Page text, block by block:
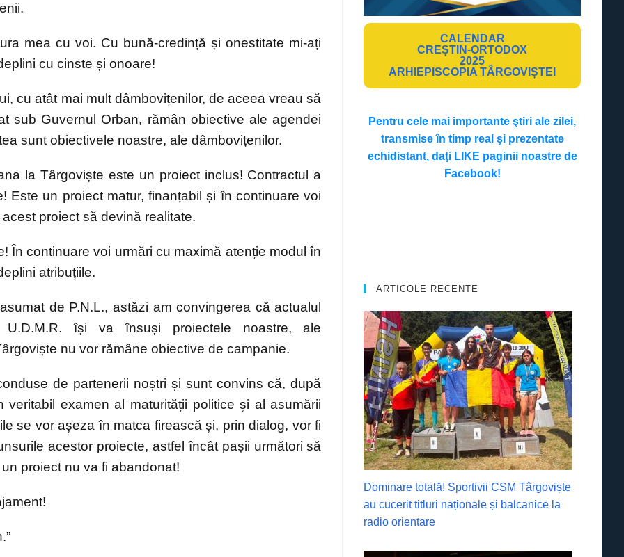
mea cu voi. Cu bună-credință și onestitate mi-ați
cu cinste și onoare!
cu atât mai mult dâmbovițenilor, de aceea vreau să
sub Guvernul Orban, rămân obiective ale agendei
sunt obiectivele noastre, ale dâmbovițenilor.
la Târgoviște este un proiect inclus! Contractul a
Este un proiect matur, finanțabil și în continuare voi
proiect să devină realitate.
În continuare voi urmări cu maximă atenție modul în
atribuțiile.
de P.N.L., astăzi am convingerea că actualul
U.D.M.R. își va însuși proiectele noastre, ale
nu vor rămâne obiective de campanie.
de partenerii noștri și sunt convins că, după
examen al maturității politice și al asumării
se vor așeza în matca firească și, prin dialog, vor fi
acestor proiecte, astfel încât pașii următori să
proiect nu va fi abandonat!
CALENDAR
CREȘTIN-ORTODOX
2025
ARHIEPISCOPIA TÂRGOVIȘTEI
Pentru cele mai importante ştiri ale zilei,
transmise în timp real şi prezentate
echidistant, daţi LIKE paginii noastre de
Facebook!
ARTICOLE RECENTE
Dominare totală! Sportivii CSM Târgoviște
au cucerit titluri naționale și balcanice la
radio orientare